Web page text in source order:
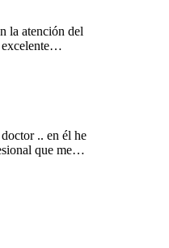
la atención del
.. en él he
que me
condición y
si soy capaz